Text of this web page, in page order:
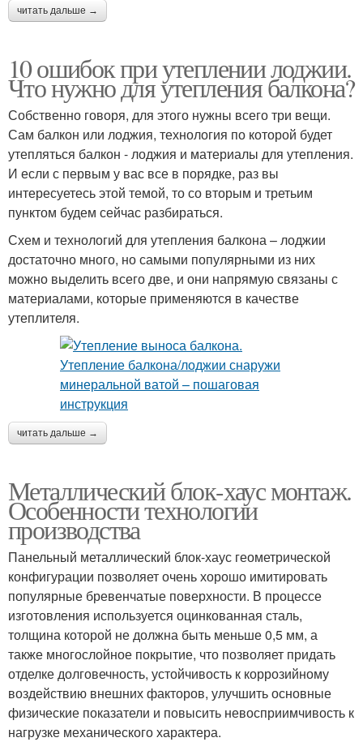
читать дальше →
10 ошибок при утеплении лоджии.
Что нужно для утепления балкона?
Собственно говоря, для этого нужны всего три вещи.
Сам балкон или лоджия, технология по которой будет
утепляться балкон - лоджия и материалы для утепления.
И если с первым у вас все в порядке, раз вы
интересуетесь этой темой, то со вторым и третьим
пунктом будем сейчас разбираться.
Схем и технологий для утепления балкона – лоджии
достаточно много, но самыми популярными из них
можно выделить всего две, и они напрямую связаны с
материалами, которые применяются в качестве
утеплителя.
читать дальше →
Металлический блок-хаус монтаж.
Особенности технологии
производства
Панельный металлический блок-хаус геометрической
конфигурации позволяет очень хорошо имитировать
популярные бревенчатые поверхности. В процессе
изготовления используется оцинкованная сталь,
толщина которой не должна быть меньше 0,5 мм, а
также многослойное покрытие, что позволяет придать
отделке долговечность, устойчивость к коррозийному
воздействию внешних факторов, улучшить основные
физические показатели и повысить невосприимчивость к
нагрузке механического характера.